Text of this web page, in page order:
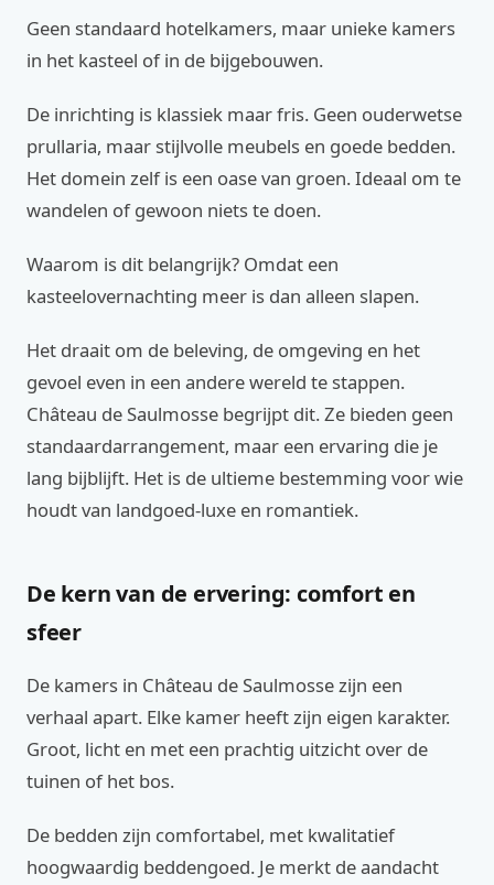
Geen standaard hotelkamers, maar unieke kamers
in het kasteel of in de bijgebouwen.
De inrichting is klassiek maar fris. Geen ouderwetse
prullaria, maar stijlvolle meubels en goede bedden.
Het domein zelf is een oase van groen. Ideaal om te
wandelen of gewoon niets te doen.
Waarom is dit belangrijk? Omdat een
kasteelovernachting meer is dan alleen slapen.
Het draait om de beleving, de omgeving en het
gevoel even in een andere wereld te stappen.
Château de Saulmosse begrijpt dit. Ze bieden geen
standaardarrangement, maar een ervaring die je
lang bijblijft. Het is de ultieme bestemming voor wie
houdt van landgoed-luxe en romantiek.
De kern van de ervering: comfort en
sfeer
De kamers in Château de Saulmosse zijn een
verhaal apart. Elke kamer heeft zijn eigen karakter.
Groot, licht en met een prachtig uitzicht over de
tuinen of het bos.
De bedden zijn comfortabel, met kwalitatief
hoogwaardig beddengoed. Je merkt de aandacht